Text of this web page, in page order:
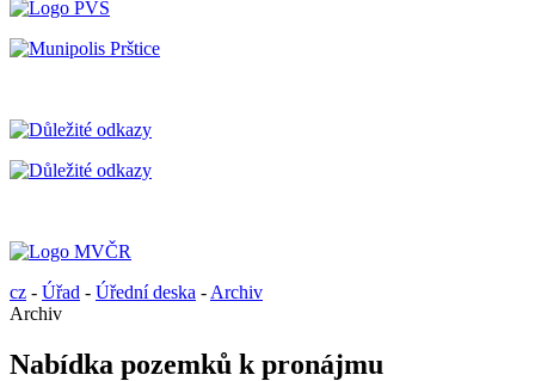
cz - Úřad - Úřední deska - Archiv
Archiv
Nabídka pozemků k pronájmu